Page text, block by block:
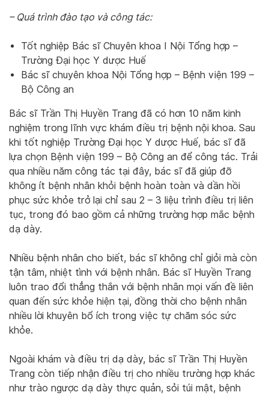
– Quá trình đào tạo và công tác:
Tốt nghiệp Bác sĩ Chuyên khoa I Nội Tổng hợp –
Trường Đại học Y dược Huế
Bác sĩ chuyên khoa Nội Tổng hợp – Bệnh viện 199 –
Bộ Công an
Bác sĩ Trần Thị Huyền Trang đã có hơn 10 năm kinh
nghiệm trong lĩnh vực khám điều trị bệnh nội khoa. Sau
khi tốt nghiệp Trường Đại học Y dược Huế, bác sĩ đã
lựa chọn Bệnh viện 199 – Bộ Công an để công tác. Trải
qua nhiều năm công tác tại đây, bác sĩ đã giúp đỡ
không ít bệnh nhân khỏi bệnh hoàn toàn và dần hồi
phục sức khỏe trở lại chỉ sau 2 – 3 liệu trình điều trị liên
tục, trong đó bao gồm cả những trường hợp mắc bệnh
dạ dày.
Nhiều bệnh nhân cho biết, bác sĩ không chỉ giỏi mà còn
tận tâm, nhiệt tình với bệnh nhân. Bác sĩ Huyền Trang
luôn trao đổi thẳng thắn với bệnh nhân mọi vấn đề liên
quan đến sức khỏe hiện tại, đồng thời cho bệnh nhân
nhiều lời khuyên bổ ích trong việc tự chăm sóc sức
khỏe.
Ngoài khám và điều trị dạ dày, bác sĩ Trần Thị Huyền
Trang còn tiếp nhận điều trị cho nhiều trường hợp khác
như trào ngược dạ dày thực quản, sỏi túi mật, bệnh